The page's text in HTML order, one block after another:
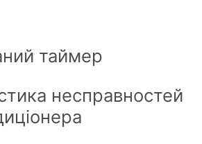
таймер
несправностей